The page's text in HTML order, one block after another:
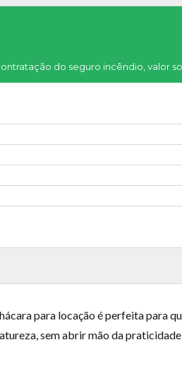
do seguro incêndio, valor
para locação é perfeita para
sem abrir mão da